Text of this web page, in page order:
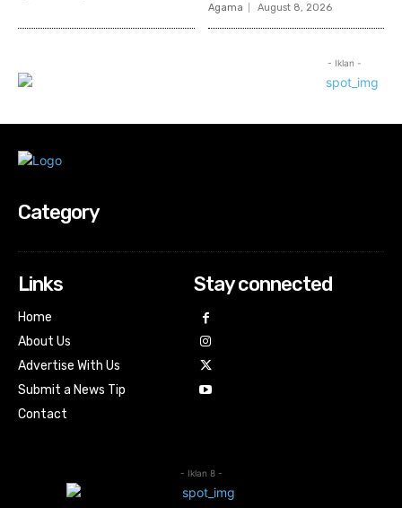
Agama August 8, 2026
- Iklan -
Category
Links
Home
About Us
Advertise With Us
Submit a News Tip
Contact
Stay connected
- Iklan 8 -